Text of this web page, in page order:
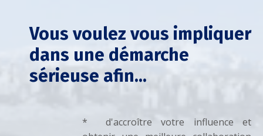
Vous voulez vous impliquer
dans une démarche
sérieuse afin...
* d'accroître votre influence et